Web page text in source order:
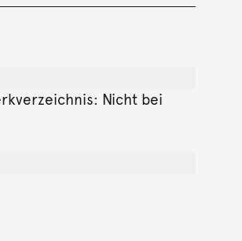
Nicht bei